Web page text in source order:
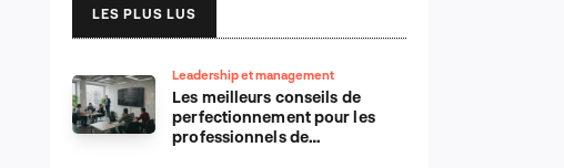
LES PLUS LUS
Leadership et management
Les meilleurs conseils de
perfectionnement pour les
professionnels de